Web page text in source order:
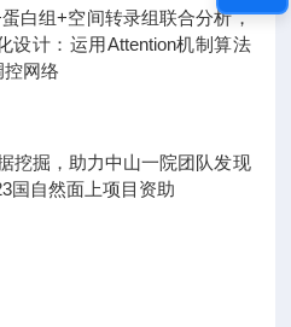
白组+空间转录组联合分析，
设计：运用Attention机制算法
网络
挖掘，助力中山一院团队发现
国自然面上项目资助